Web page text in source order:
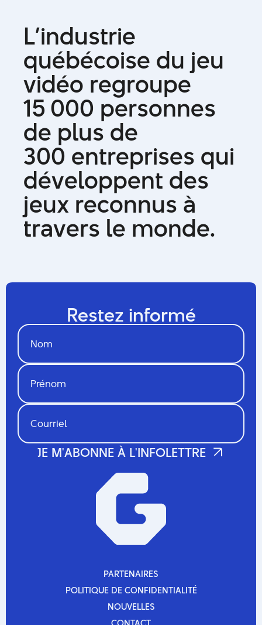
L’industrie
québécoise du jeu
vidéo regroupe
15000 personnes
de plusde
300 entreprises qui
développent des
jeux reconnus à
travers le monde.
Restez informé
PARTENAIRES
PARTENAIRES
POLITIQUE DE CONFIDENTIALITÉ
POLITIQUE DE CONFIDENTIALITÉ
NOUVELLES
NOUVELLES